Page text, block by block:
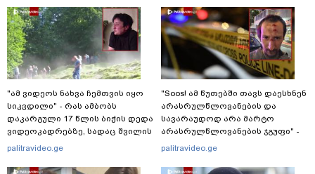
"ამ ვიდეოს ნახვა ჩემთვის იყო
სიკვდილი" - რას ამბობს
დაკარგული 17 წლის ბიჭის დედა
ვიდეოკადრებზე, სადაც შვილის
განწირული ვედრების ხმა
palitravideo.ge
"Soos! ამ წუთებში თავს დაესხნენ
არასრულწლოვანების და
სავარაუდოდ არა მარტო
არასრულწლოვანების ჯგუფი" -
რა ინფორმაციას ავრცელებს
palitravideo.ge